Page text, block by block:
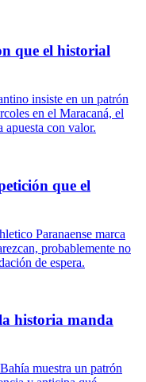
que el historial
insiste en un patrón
en el Maracaná, el
con valor.
que el
Paranaense marca
probablemente no
de espera.
historia manda
muestra un patrón